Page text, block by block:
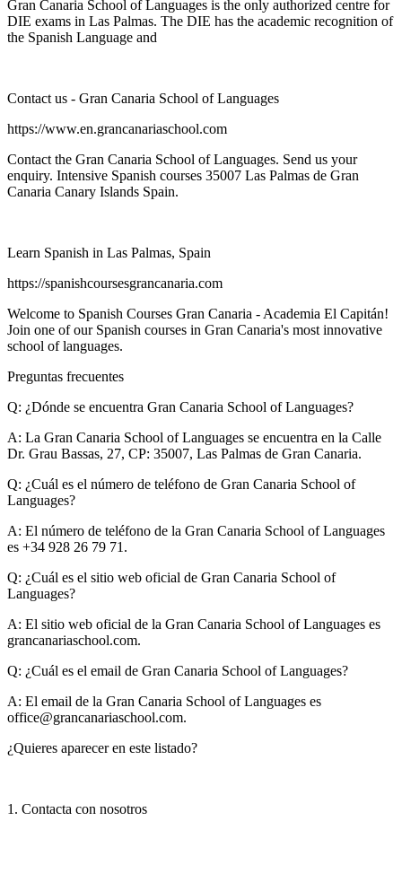
Gran Canaria School of Languages is the only authorized centre for
DIE exams in Las Palmas. The DIE has the academic recognition of
the Spanish Language and
Contact us - Gran Canaria School of Languages
https://www.en.grancanariaschool.com
Contact the Gran Canaria School of Languages. Send us your
enquiry. Intensive Spanish courses 35007 Las Palmas de Gran
Canaria Canary Islands Spain.
Learn Spanish in Las Palmas, Spain
https://spanishcoursesgrancanaria.com
Welcome to Spanish Courses Gran Canaria - Academia El Capitán!
Join one of our Spanish courses in Gran Canaria's most innovative
school of languages.
Preguntas frecuentes
Q: ¿Dónde se encuentra Gran Canaria School of Languages?
A: La Gran Canaria School of Languages se encuentra en la Calle
Dr. Grau Bassas, 27, CP: 35007, Las Palmas de Gran Canaria.
Q: ¿Cuál es el número de teléfono de Gran Canaria School of
Languages?
A: El número de teléfono de la Gran Canaria School of Languages
es +34 928 26 79 71.
Q: ¿Cuál es el sitio web oficial de Gran Canaria School of
Languages?
A: El sitio web oficial de la Gran Canaria School of Languages es
grancanariaschool.com.
Q: ¿Cuál es el email de Gran Canaria School of Languages?
A: El email de la Gran Canaria School of Languages es
office@grancanariaschool.com.
¿Quieres aparecer en este listado?
1. Contacta con nosotros